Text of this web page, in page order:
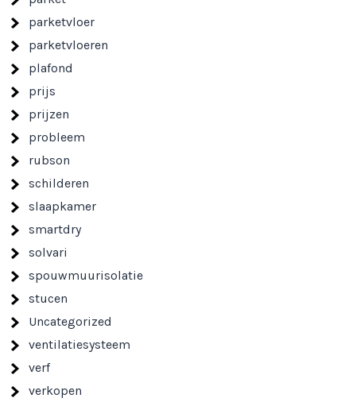
parketvloer
parketvloeren
plafond
prijs
prijzen
probleem
rubson
schilderen
slaapkamer
smartdry
solvari
spouwmuurisolatie
stucen
Uncategorized
ventilatiesysteem
verf
verkopen